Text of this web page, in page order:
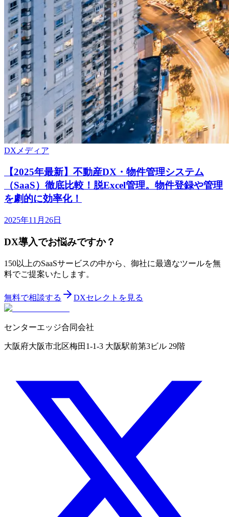
DXメディア
【2025年最新】不動産DX・物件管理システム
（SaaS）徹底比較！脱Excel管理。物件登録や管理
を劇的に効率化！
2025年11月26日
DX導入でお悩みですか？
150以上のSaaSサービスの中から、御社に最適なツールを無
料でご提案いたします。
無料で相談する DXセレクトを見る
センターエッジ合同会社
大阪府大阪市北区梅田1-1-3 大阪駅前第3ビル 29階